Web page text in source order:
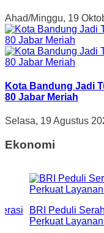
Ahad/Minggu, 19
Kota Bandung Jadi
80 Jabar Meriah
Selasa, 19 Agustus
Ekonomi
BRI Peduli
Perkuat